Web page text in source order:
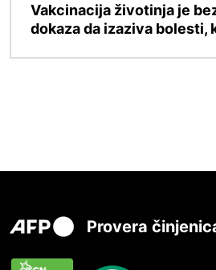
Vakcinacija životinja je
dokaza da izaziva bolesti,
Provera